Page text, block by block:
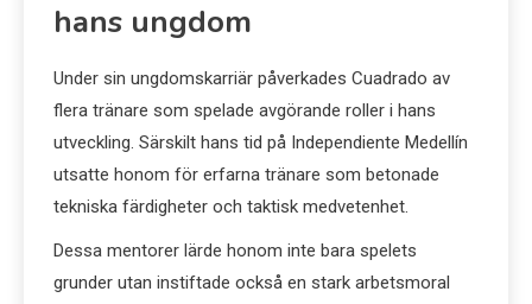
hans ungdom
Under sin ungdomskarriär påverkades Cuadrado av
flera tränare som spelade avgörande roller i hans
utveckling. Särskilt hans tid på Independiente Medellín
utsatte honom för erfarna tränare som betonade
tekniska färdigheter och taktisk medvetenhet.
Dessa mentorer lärde honom inte bara spelets
grunder utan instiftade också en stark arbetsmoral